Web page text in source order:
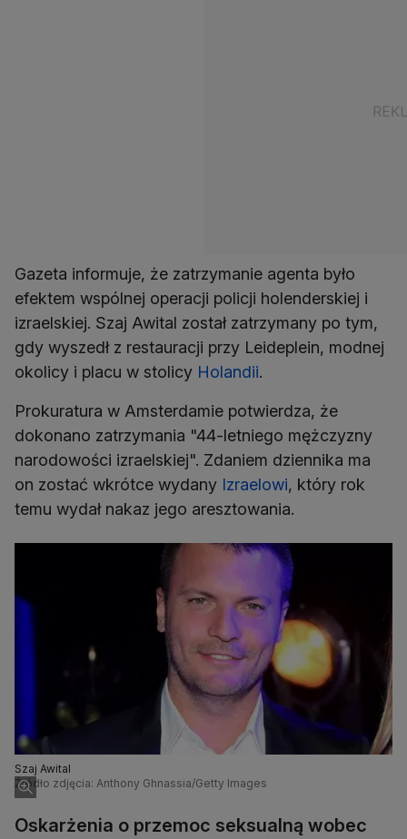
Gazeta informuje, że zatrzymanie agenta było
efektem wspólnej operacji policji holenderskiej i
izraelskiej. Szaj Awital został zatrzymany po tym,
gdy wyszedł z restauracji przy Leideplein, modnej
okolicy i placu w stolicy Holandii.
Prokuratura w Amsterdamie potwierdza, że
dokonano zatrzymania "44-letniego mężczyzny
narodowości izraelskiej". Zdaniem dziennika ma
on zostać wkrótce wydany Izraelowi, który rok
temu wydał nakaz jego aresztowania.
Szaj Awital
Źródło zdjęcia: Anthony Ghnassia/Getty Images
Oskarżenia o przemoc seksualną wobec